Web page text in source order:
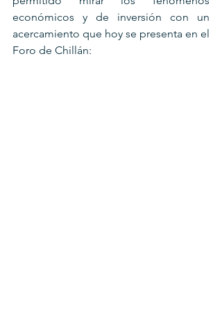
económicos y de inversión con un
acercamiento que hoy se presenta en el
Foro de Chillán: